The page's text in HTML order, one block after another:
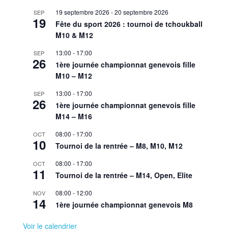
SEP
19
19 septembre 2026 -20 septembre 2026
Fête du sport 2026 : tournoi de tchoukball
M10 & M12
SEP
26
13:00 - 17:00
1ère journée championnat genevois fille
M10 – M12
SEP
26
13:00 - 17:00
1ère journée championnat genevois fille
M14 – M16
OCT
10
08:00 - 17:00
Tournoi de la rentrée – M8, M10, M12
OCT
11
08:00 - 17:00
Tournoi de la rentrée – M14, Open, Elite
NOV
14
08:00 - 12:00
1ère journée championnat genevois M8
Voir le calendrier